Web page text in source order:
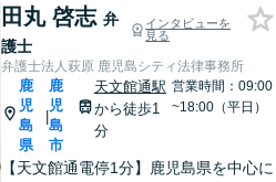
田丸 啓志 弁
護士
インタビューを
見る
弁護士法人萩原 鹿児島シティ法律事務所
鹿
児
島
県
|
鹿
児
島
市
天文館通駅
から徒歩1
分
営業時間：09:00
~18:00（平日）
【天文館通電停1分】鹿児島県を中心に